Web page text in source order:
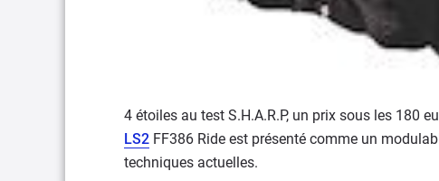
4 étoiles au test S.H.A.R.P, un prix sous les 180
LS2 FF386 Ride est présenté comme un
techniques actuelles.